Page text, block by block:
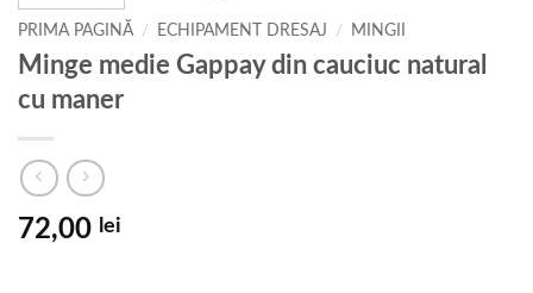
PRIMA PAGINĂ / ECHIPAMENT DRESAJ / MINGII
Minge medie Gappay din cauciuc natural
cu maner
72,00 lei